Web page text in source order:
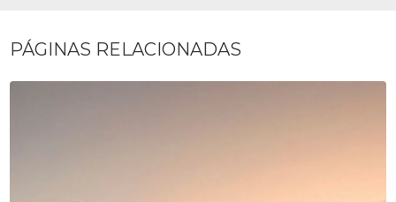
PÁGINAS RELACIONADAS